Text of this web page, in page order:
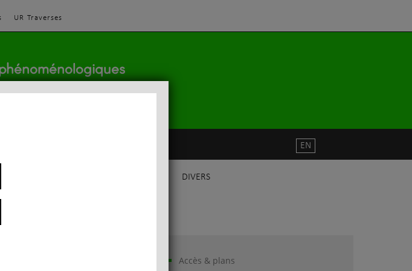
UR Traverses
DIVERS
EN
Accès & plans